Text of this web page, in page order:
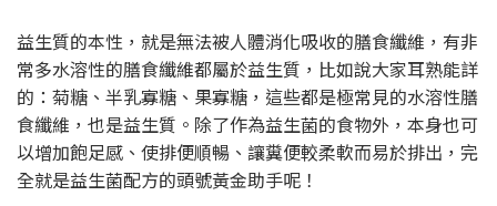
益生質的本性，就是無法被人體消化吸收的膳食纖維，有非
常多水溶性的膳食纖維都屬於益生質，比如說大家耳熟能詳
的：菊糖、半乳寡糖、果寡糖，這些都是極常見的水溶性膳
食纖維，也是益生質。除了作為益生菌的食物外，本身也可
以增加飽足感、使排便順暢、讓糞便較柔軟而易於排出，完
全就是益生菌配方的頭號黃金助手呢！